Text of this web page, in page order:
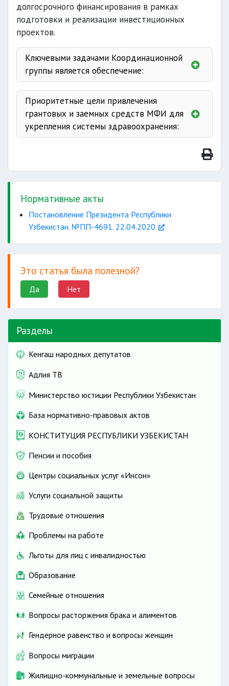
долгосрочного финансирования в рамках
подготовки и реализации инвестиционных
проектов.
Ключевыми задачами Координационной
группы является обеспечение:
своевременного и качественного
оперативного принятия решений
ускорения выделения
безусловного соблюдения
Приоритетные цели привлечения
грантовых и заемных средств МФИ для
укрепления системы здравоохранения:
специалистов с
международным опытом работы;
для лечения инфекционных
Нормативные акты
Постановление Президента Республики
Узбекистан. №ПП-4691. 22.04.2020
Это статья была полезной?
Да Нет
Разделы
Кенгаш народных депутатов
Адлия ТВ
Министерство юстиции Республики Узбекистан
База нормативно-правовых актов
КОНСТИТУЦИЯ РЕСПУБЛИКИ УЗБЕКИСТАН
Пенсии и пособия
Центры социальных услуг «Инсон»
Услуги социальной защиты
Трудовые отношения
Проблемы на работе
Льготы для лиц с инвалидностью
Образование
Семейные отношения
Вопросы расторжения брака и алиментов
Гендерное равенство и вопросы женщин
Вопросы миграции
Жилищно-коммунальные и земельные вопросы